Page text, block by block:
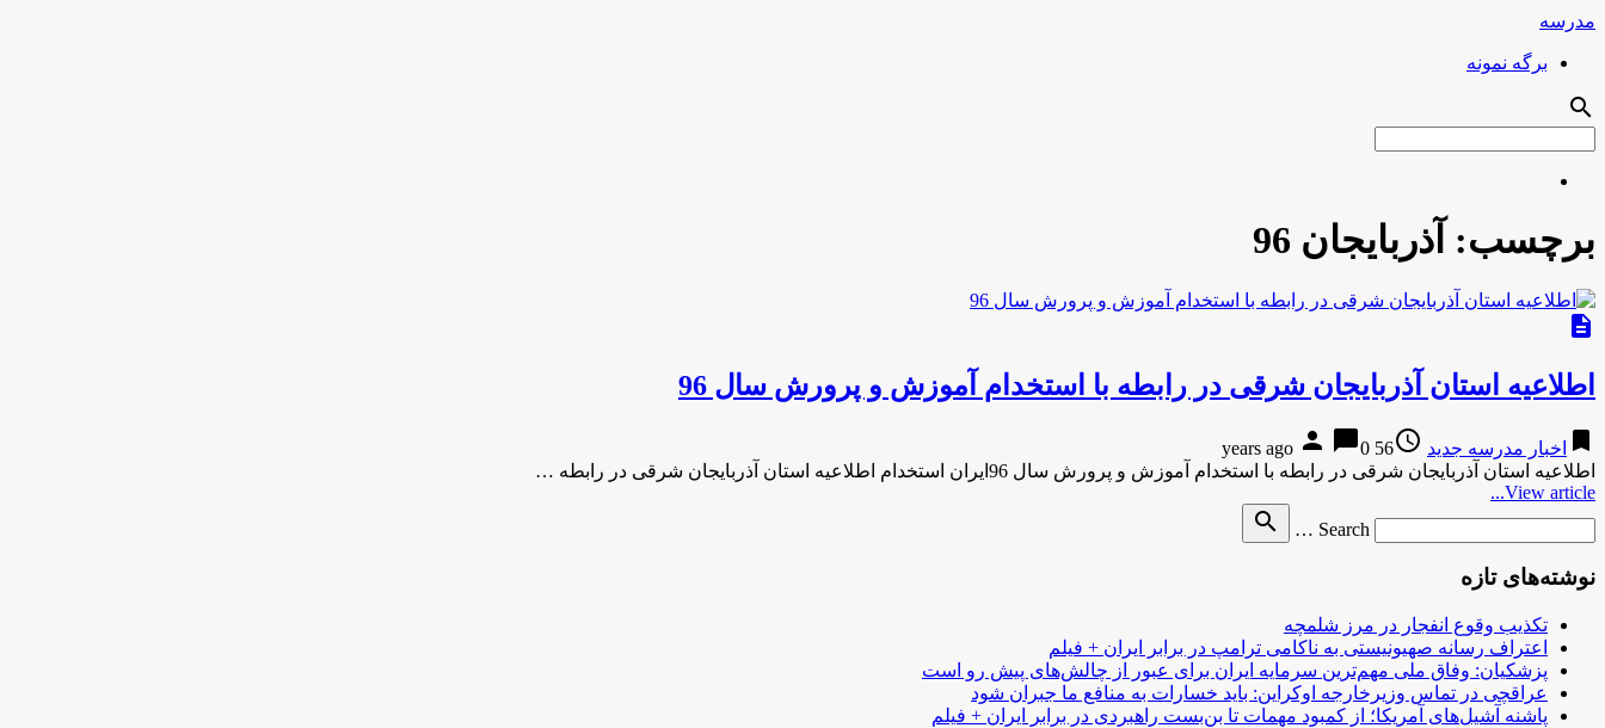
مدرسه
برگه نمونه
search
برچسب: آذربایجان 96
description
اطلاعیه استان آذربایجان شرقی در رابطه با استخدام آموزش و پرورش سال 96
bookmark اخبار مدرسه جدید access_time
56 years ago
person chat_bubble0
اطلاعیه استان آذربایجان شرقی در رابطه با استخدام آموزش و پرورش سال 96ایران استخدام اطلاعیه استان آذربایجان شرقی در رابطه …
View article...
Search …
search
نوشته‌های تازه
تکذیب وقوع انفجار در مرز شلمچه
اعتراف رسانه صهیونیستی به ناکامی ترامپ در برابر ایران + فیلم
پزشکیان: وفاق ملی مهم‌ترین سرمایه ایران برای عبور از چالش‌های پیش رو است
عراقچی در تماس وزیرخارجه اوکراین: باید خسارات به منافع ما جبران شود
پاشنه آشیل‌های آمریکا؛ از کمبود مهمات تا بن‌بست راهبردی در برابر ایران + فیلم